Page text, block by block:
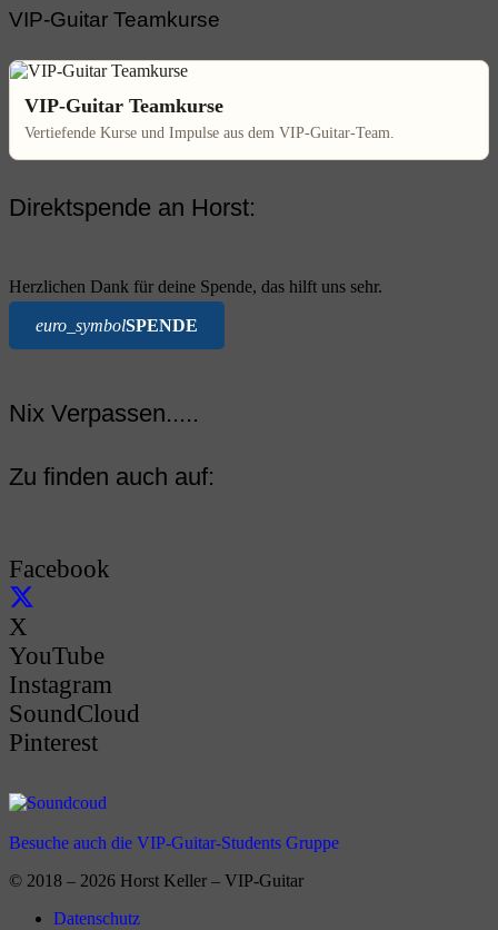
VIP-Guitar Teamkurse
VIP-Guitar Teamkurse
Vertiefende Kurse und Impulse aus dem VIP-Guitar-Team.
Direktspende an Horst:
Herzlichen Dank für deine Spende, das hilft uns sehr.
euro_symbolSPENDE
Nix Verpassen.....
Zu finden auch auf:
Facebook
X
YouTube
Instagram
SoundCloud
Pinterest
Besuche auch die VIP-Guitar-Students Gruppe
© 2018 – 2026 Horst Keller – VIP-Guitar
Datenschutz